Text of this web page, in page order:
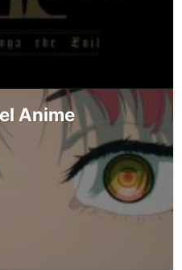
Anime